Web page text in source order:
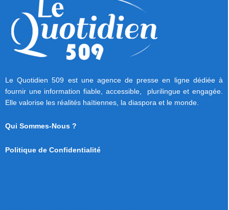
Le Quotidien 509 est une agence de presse en ligne dédiée à
fournir une information fiable, accessible, plurilingue et engagée.
Elle valorise les réalités haïtiennes, la diaspora et le monde.
Qui Sommes-Nous ?
Politique de Confidentialité